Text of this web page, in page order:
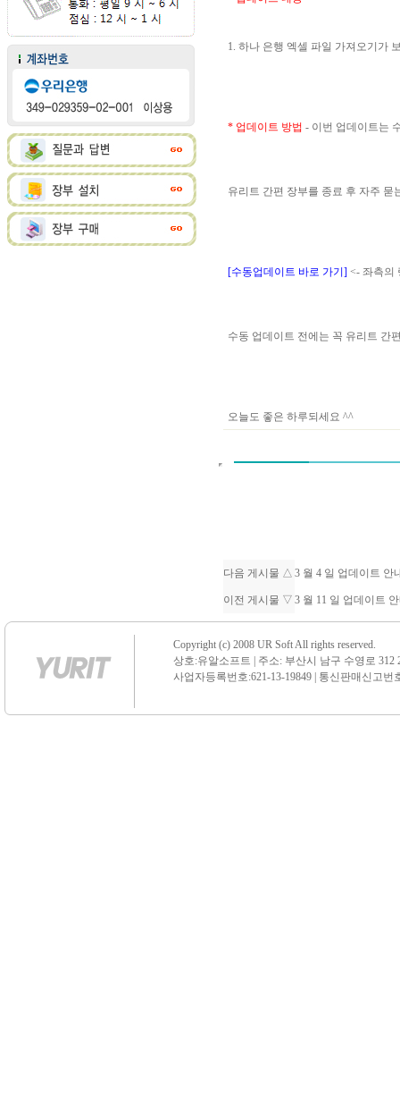
1. 하나 은행 엑셀 파일 가져오기가
* 업데이트 방법 - 이번 업데이트는
유리트 간편 장부를 종료 후 자주
[수동업데이트 바로 가기] <- 좌측의
수동 업데이트 전에는 꼭 유리트 간
오늘도 좋은 하루되세요 ^^
다음 게시물 △ 3 월 4 일 업데이트 안
이전 게시물 ▽ 3 월 11 일 업데이트
Copyright (c) 2008 UR Soft All rights reserved.
상호:유알소프트 | 주소: 부산시 남구 수영로 312
사업자등록번호:621-13-19849 | 통신판매신고번